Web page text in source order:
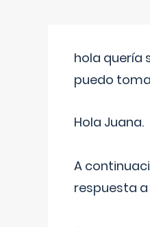
hola quería
puedo
Hola Juana.
A
respuesta